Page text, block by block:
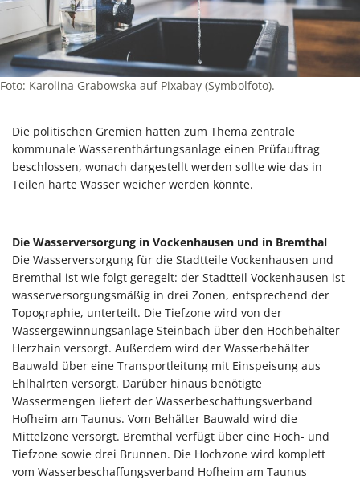
Foto: Karolina Grabowska auf Pixabay (Symbolfoto).
Die politischen Gremien hatten zum Thema zentrale
kommunale Wasserenthärtungsanlage einen Prüfauftrag
beschlossen, wonach dargestellt werden sollte wie das in
Teilen harte Wasser weicher werden könnte.
Die Wasserversorgung in Vockenhausen und in Bremthal
Die Wasserversorgung für die Stadtteile Vockenhausen und
Bremthal ist wie folgt geregelt: der Stadtteil Vockenhausen ist
wasserversorgungsmäßig in drei Zonen, entsprechend der
Topographie, unterteilt. Die Tiefzone wird von der
Wassergewinnungsanlage Steinbach über den Hochbehälter
Herzhain versorgt. Außerdem wird der Wasserbehälter
Bauwald über eine Transportleitung mit Einspeisung aus
Ehlhalrten versorgt. Darüber hinaus benötigte
Wassermengen liefert der Wasserbeschaffungsverband
Hofheim am Taunus. Vom Behälter Bauwald wird die
Mittelzone versorgt. Bremthal verfügt über eine Hoch- und
Tiefzone sowie drei Brunnen. Die Hochzone wird komplett
vom Wasserbeschaffungsverband Hofheim am Taunus